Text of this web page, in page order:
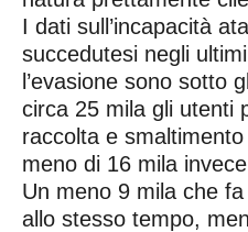
I dati sull’incapacità
succedutesi negli
l’evasione sono sotto
circa 25 mila gli utenti
raccolta e
meno di 16 mila
Un meno 9 mila che
allo stesso tempo,